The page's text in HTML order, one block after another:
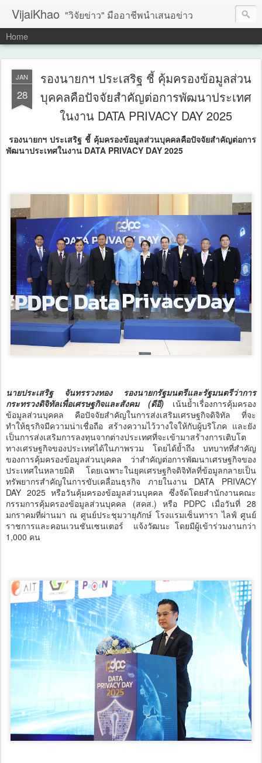
VijaiKhao "วิจัยข่าว" มืออาชีพนำเสนอข่าว
Home
JAN
28
รองนายกฯ ประเสริฐ ชี้ คุ้มครองข้อมูลส่วน
บุคคลคือปัจจัยสำคัญต่อการพัฒนาประเทศ
ในงาน DATA PRIVACY DAY 2025
รองนายกฯ ประเสริฐ ชี้ คุ้มครองข้อมูลส่วนบุคคลคือปัจจัยสำคัญต่อการ
พัฒนาประเทศในงาน DATA PRIVACY DAY 2025
นายประเสริฐ จันทรรวงทอง รองนายกรัฐมนตรีและรัฐมนตรีว่าการ
กระทรวงดิจิทัลเพื่อเศรษฐกิจและสังคม (ดีอี) เน้นย้ำเรื่องการคุ้มครอง
ข้อมูลส่วนบุคคล คือปัจจัยสำคัญในการส่งเสริมเศรษฐกิจดิจิทัล ที่จะ
ทำให้ธุรกิจมีความน่าเชื่อถือ สร้างความไว้วางใจให้กับผู้บริโภค และยัง
เป็นการส่งเสริมการลงทุนจากต่างประเทศที่จะเข้ามาสร้างการเติบโต
ทางเศรษฐกิจของประเทศได้ในภาพรวม โดยได้ย้ำถึง บทบาทที่สำคัญ
ของการคุ้มครองข้อมูลส่วนบุคคล ว่าสำคัญต่อการพัฒนาเศรษฐกิจของ
ประเทศในหลายมิติ โดยเฉพาะในยุคเศรษฐกิจดิจิทัลที่ข้อมูลกลายเป็น
ทรัพยากรสำคัญในการขับเคลื่อนธุรกิจ ภายในงาน DATA PRIVACY
DAY 2025 หรือวันคุ้มครองข้อมูลส่วนบุคคล ซึ่งจัดโดยสำนักงานคณะ
กรรมการคุ้มครองข้อมูลส่วนบุคคล (สคส.) หรือ PDPC เมื่อวันที่ 28
มกราคมที่ผ่านมา ณ ศูนย์ประชุมวายุภักษ์ โรงแรมเซ็นทารา ไลฟ์ ศูนย์
ราชการและคอนเวนชันเซนเตอร์ แจ้งวัฒนะ โดยมีผู้เข้าร่วมงานกว่า
1,000 คน